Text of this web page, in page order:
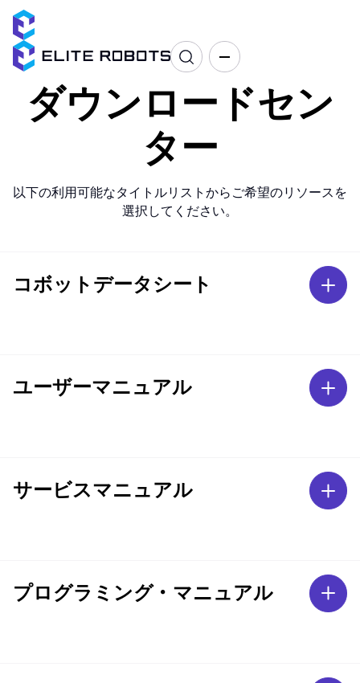
ダウンロードセン
ター
以下の利用可能なタイトルリストからご希望のリソースを
選択してください。
コボットデータシート
ユーザーマニュアル
サービスマニュアル
プログラミング・マニュアル